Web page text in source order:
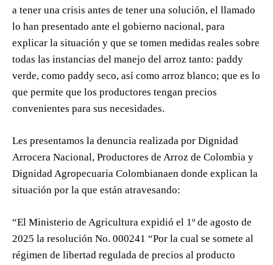
a tener una crisis antes de tener una solución, el llamado
lo han presentado ante el gobierno nacional, para
explicar la situación y que se tomen medidas reales sobre
todas las instancias del manejo del arroz tanto: paddy
verde, como paddy seco, así como arroz blanco; que es lo
que permite que los productores tengan precios
convenientes para sus necesidades.
Les presentamos la denuncia realizada por Dignidad
Arrocera Nacional, Productores de Arroz de Colombia y
Dignidad Agropecuaria Colombianaen donde explican la
situación por la que están atravesando:
“El Ministerio de Agricultura expidió el 1º de agosto de
2025 la resolución No. 000241 “Por la cual se somete al
régimen de libertad regulada de precios al producto